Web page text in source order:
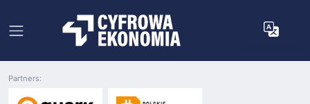
Partners: